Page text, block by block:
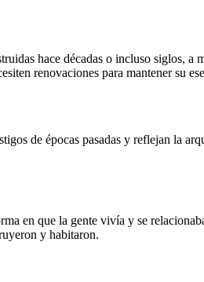
hace décadas o incluso siglos, a
renovaciones para mantener su
de épocas pasadas y reflejan la
en que la gente vivía y se
y habitaron.